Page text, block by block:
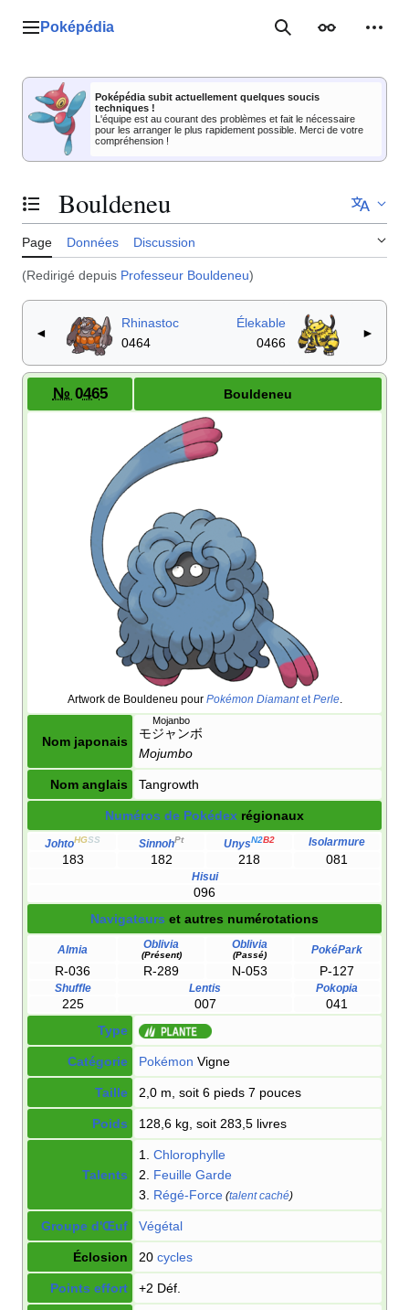
Menu principal
Poképédia RechercherApparence
Poképédia subit actuellement quelques soucis
techniques !
L'équipe est au courant des problèmes et fait le nécessaire
pour les arranger le plus rapidement possible. Merci de votre
compréhension !
Basculer la table des matières
Bouldeneu
Page Données Discussion
(Redirigé depuis Professeur Bouldeneu)
◄
Rhinastoc
0464
Élekable
0466
►
№ 0465 Bouldeneu
Artwork de Bouldeneu pour Pokémon Diamantet Perle.
Nom japonais
モジャンボ
Mojanbo
Mojumbo
Nom anglais Tangrowth
Numéros de Pokédex régionaux
JohtoHGSS SinnohPt UnysN2B2 Isolarmure
183 182 218 081
Hisui
096
Navigateurs et autres numérotations
Almia Oblivia
(Présent)
Oblivia
(Passé) PokéPark
R-036 R-289 N-053 P-127
Shuffle Lentis Pokopia
225 007
041
Type
Catégorie Pokémon Vigne
Taille 2,0 m, soit 6 pieds 7 pouces
Poids 128,6 kg, soit 283,5 livres
Talents
1. Chlorophylle
2. Feuille Garde
3. Régé-Force (talent caché)
Groupe d'Œuf Végétal
Éclosion 20 cycles
Points effort +2 Déf.